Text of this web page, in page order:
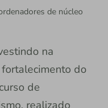
de núcleo
na
do
de
realizado